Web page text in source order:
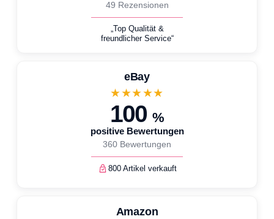
49 Rezensionen
„Top Qualität &
freundlicher Service“
eBay
★★★★★
100 %
positive Bewertungen
360 Bewertungen
800 Artikel verkauft
Amazon